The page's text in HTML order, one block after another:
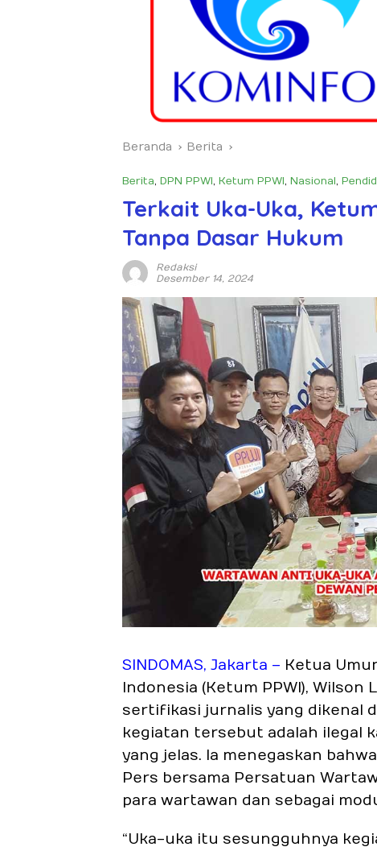
Beranda Berita
Berita, DPN PPWI, Ketum PPWI, Nasional,
Terkait Uka-Uka,
Tanpa Dasar Hukum
Redaksi
Desember 14, 2024
SINDOMAS, Jakarta – Ketua
Indonesia (Ketum PPWI),
sertifikasi jurnalis yang dikenal
kegiatan tersebut adalah ilegal
yang jelas. Ia menegaskan
Pers bersama Persatuan
para wartawan dan sebagai
“Uka-uka itu sesungguhnya